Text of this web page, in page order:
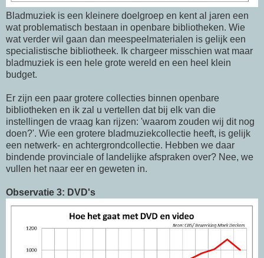
Bladmuziek is een kleinere doelgroep en kent al jaren een
wat problematisch bestaan in openbare bibliotheken. Wie
wat verder wil gaan dan meespeelmaterialen is gelijk een
specialistische bibliotheek. Ik chargeer misschien wat maar
bladmuziek is een hele grote wereld en een heel klein
budget.
Er zijn een paar grotere collecties binnen openbare
bibliotheken en ik zal u vertellen dat bij elk van die
instellingen de vraag kan rijzen: 'waarom zouden wij dit nog
doen?'. Wie een grotere bladmuziekcollectie heeft, is gelijk
een netwerk- en achtergrondcollectie. Hebben we daar
bindende provinciale of landelijke afspraken over? Nee, we
vullen het naar eer en geweten in.
Observatie 3: DVD's